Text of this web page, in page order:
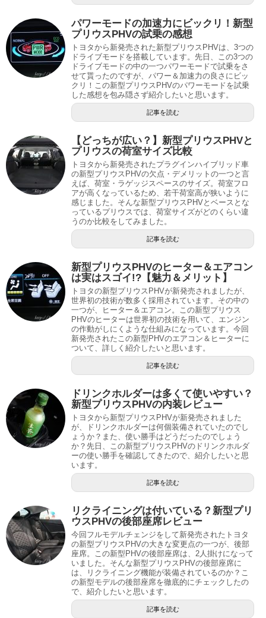
パワーモードの加速力にビックリ！新型
プリウスPHVの試乗の感想
トヨタから新発売された新型プリウスPHVは、3つの
ドライブモードを搭載しています。先日、この3つの
ドライブモードの中の一つパワーモードで試乗をさ
せて貰ったのですが、パワー＆加速力の良さにビッ
クリ！この新型プリウスPHVのパワーモードを試乗
した感想を包み隠さず紹介したいと思います。
記事を読む
【どっちが広い？】新型プリウスPHVと
プリウスの荷室サイズ比較
トヨタから新発売されたプラグインハイブリッド車
の新型プリウスPHVの欠点・デメリットの一つと言
えば、荷室・ラゲッジスペースのサイズ。荷室フロ
アが高くなっているため、若干荷室高が狭いように
感じました。そんな新型プリウスPHVとベースとな
っているプリウスでは、荷室サイズがどのくらい違
うのか比較をしてみました。
記事を読む
新型プリウスPHVのヒーター＆エアコン
は実はスゴイ!?【魅力＆メリット】
トヨタの新型プリウスPHVが新発売されましたが、
世界初の技術が数多く採用されています。その中の
一つが、ヒーター＆エアコン。この新型プリウス
PHVのヒーターは世界初の技術を用いて、エンジン
の作動がしにくような仕組みになっています。今回
新発売されたこの新型PHVのエアコン＆ヒーターに
ついて、詳しく紹介したいと思います。
記事を読む
ドリンクホルダーは多くて使いやすい？
新型プリウスPHVの内装レビュー
トヨタから新型プリウスPHVが新発売されました
が、ドリンクホルダーは何個装備されていたのでし
ょうか？また、使い勝手はどうだったのでしょう
か？先日、この新型プリウスPHVのドリンクホルダ
ーの使い勝手を確認してきたので、紹介したいと思
います。
記事を読む
リクライニングは付いている？新型プリ
ウスPHVの後部座席レビュー
今回フルモデルチェンジをして新発売されたトヨタ
の新型プリウスPHVの大きな変更点の一つが、後部
座席。この新型PHVの後部座席は、2人掛けになって
いました。そんな新型プリウスPHVの後部座席に
は、リクライニング機能が装備されているのか？こ
の新型モデルの後部座席を徹底的にチェックしたの
で、紹介したいと思います。
記事を読む